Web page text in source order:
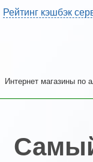
Рейтинг кэшбэк
Интернет магазины по